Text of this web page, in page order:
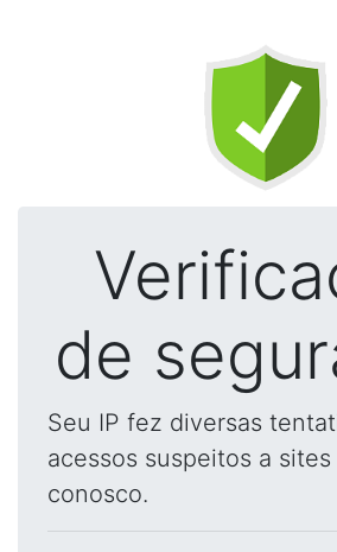
de
Seu IP fez diversas
acessos suspeitos a
conosco.